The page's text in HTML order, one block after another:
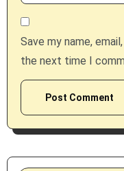
Save my name,
the next time I